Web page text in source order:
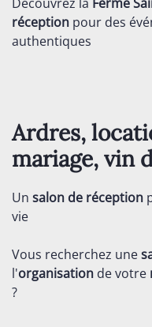
réception pour des
authentiques
Ardres,
mariage, vin
Un salon de réception
vie
Vous recherchez une
l'organisation de votre
?